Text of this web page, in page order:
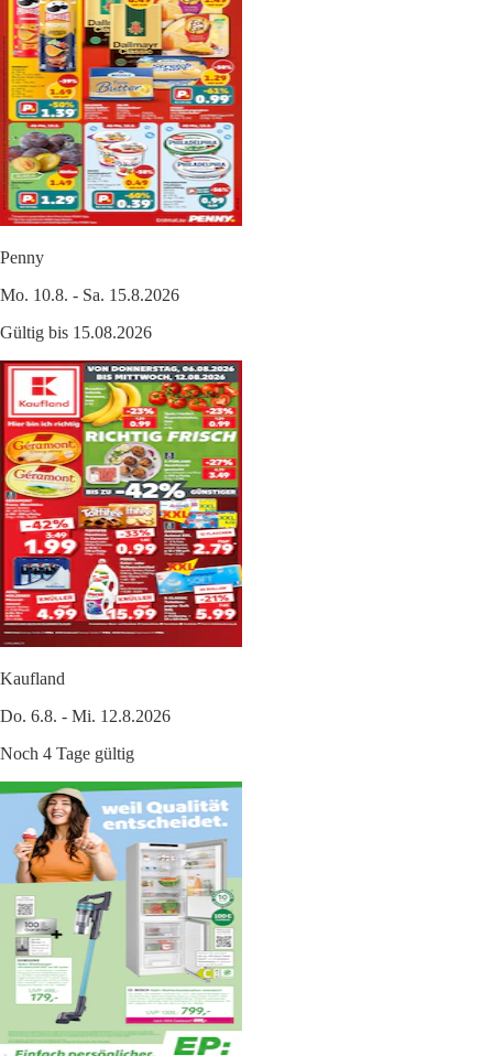
Penny
Mo. 10.8. - Sa. 15.8.2026
Gültig bis 15.08.2026
Kaufland
Do. 6.8. - Mi. 12.8.2026
Noch 4 Tage gültig